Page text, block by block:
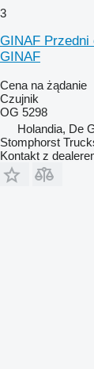
3
GINAF
GINAF
Cena na żądanie
Czujnik
OG 5298
Holandia, De
Stomphorst
Kontakt z